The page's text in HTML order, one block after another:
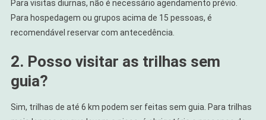
Para visitas diurnas, não é necessário agendamento prévio.
Para hospedagem ou grupos acima de 15 pessoas, é
recomendável reservar com antecedência.
2. Posso visitar as trilhas sem
guia?
Sim, trilhas de até 6 km podem ser feitas sem guia. Para trilhas